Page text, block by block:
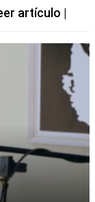
artículo